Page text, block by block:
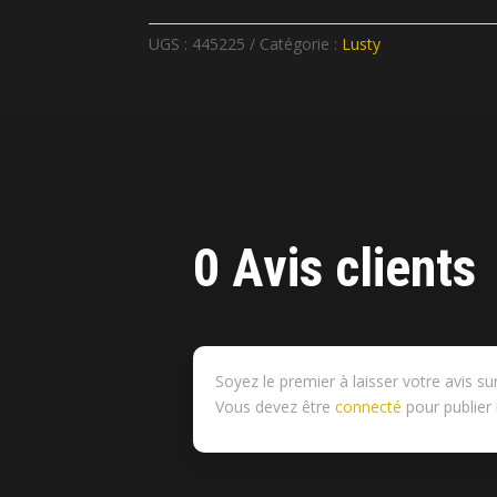
UGS : 445225 Catégorie : Lusty
0 Avis clients
Soyez le premier à laisser votre avis
Vous devez êtreconnecté pour publier